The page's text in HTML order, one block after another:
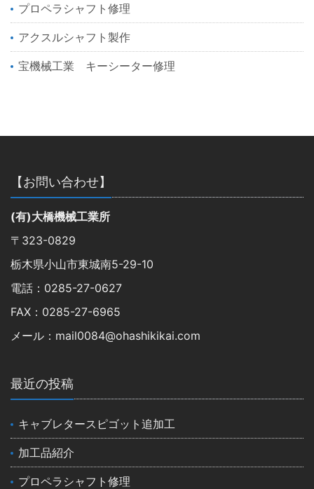
プロペラシャフト修理
アクスルシャフト製作
宝機械工業 キーシーター修理
【お問い合わせ】
(有)大橋機械工業所
〒323-0829
栃木県小山市東城南5-29-10
電話：0285-27-0627
FAX：0285-27-6965
メール：mail0084@ohashikikai.com
最近の投稿
キャブレタースピゴット追加工
加工品紹介
プロペラシャフト修理